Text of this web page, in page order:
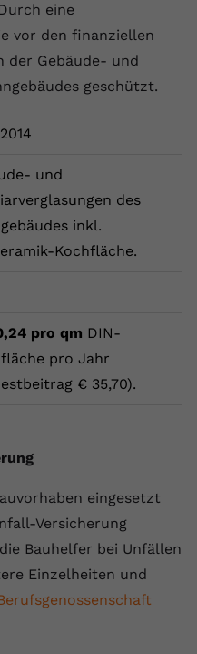
eine
vor den finanziellen
der Gebäude- und
geschützt.
und
des
inkl.
Kochfläche.
pro qm DIN-
pro Jahr
€ 35,70).
eingesetzt
Versicherung
Bauhelfer bei Unfällen
Einzelheiten und